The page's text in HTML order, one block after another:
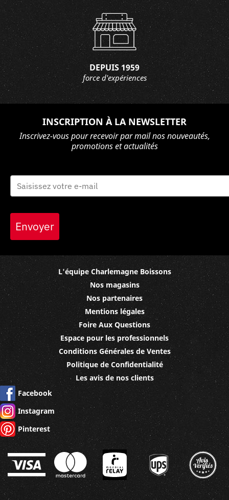
DEPUIS 1959
force d'expériences
INSCRIPTION À LA NEWSLETTER
Inscrivez-vous pour recevoir par mail nos nouveautés,
promotions et actualités
Envoyer
L'équipe Charlemagne Boissons
Nos magasins
Nos partenaires
Mentions légales
Foire Aux Questions
Espace pour les professionnels
Conditions Générales de Ventes
Politique de Confidentialité
Les avis de nos clients
Facebook
Instagram
Pinterest